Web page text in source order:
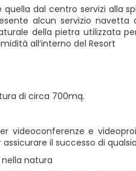
natura
e
il successo di
di circa 700mq.
dal centro servizi alla
alcun servizio
della pietra utilizzata
all’interno del Resort